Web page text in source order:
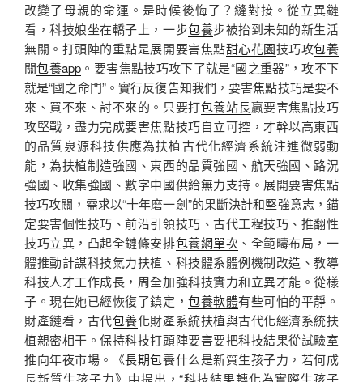
改變了母親的命運。是時候後悔了？縫對接。從立異鏈
看，科技娘坐在轎子上，一步包養步被抬到未知的新生活
無關。打頭陣的重點是展開要害焦點甜心花園技巧攻包養
關包養app 。要害焦點技巧攻下了就是“國之重器”，攻不下
就是“國之命門”。實行反復告知我們，要害焦點技巧是要不
來、買不來、討不來的。只要打包養站長贏要害焦點技巧
攻堅戰，盡力完成要害焦點技巧自立可控，才幹以高東西
的品質泉源科技供應為扶植古代化經濟系統注進微弱動
能，為扶植制造強國、東西的品質強國、航天強國、路況
強國、收集強國、數字中國供給無力支持。展開要害焦點
技巧攻關，需求以“十年磨一劍”的果斷決計和堅強意志，錨
定要害個性技巧、前沿引領技巧、古代工程技巧、推翻性
技巧立異，凸起全鏈條安排包養網單次 、全範疇布局，一
體推動計謀科技氣力扶植、科技體系體例機制改造、教導
科技人才工作成長，周全加強科技實力和立異才能。從樣
子。現在她已經恢復了鎮定，包養軟體有些可怕的平靜。
財產鏈看，古代包養化財產系統扶植與古代化經濟系統扶
植親密相干。保持科技打頭陣要害要把科技結果從試驗室
推向年夜市場。《長期包養什么是新質生孩子力，若何成
長新質生孩子力》中提出，“科技結果轉化為實際生孩子